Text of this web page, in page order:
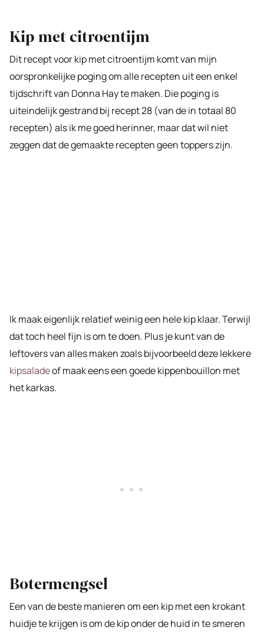
Kip met citroentijm
Dit recept voor kip met citroentijm komt van mijn
oorspronkelijke poging om alle recepten uit een enkel
tijdschrift van Donna Hay te maken. Die poging is
uiteindelijk gestrand bij recept 28 (van de in totaal 80
recepten) als ik me goed herinner, maar dat wil niet
zeggen dat de gemaakte recepten geen toppers zijn.
Ik maak eigenlijk relatief weinig een hele kip klaar. Terwijl
dat toch heel fijn is om te doen. Plus je kunt van de
leftovers van alles maken zoals bijvoorbeeld deze lekkere
kipsaladeof maak eens een goede kippenbouillon met
het karkas.
Botermengsel
Een van de beste manieren om een kip met een krokant
huidje te krijgen is om de kip onder de huid in te smeren